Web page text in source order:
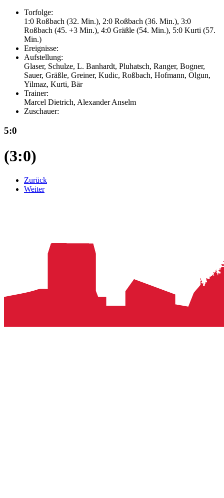
Torfolge:
1:0 Roßbach (32. Min.), 2:0 Roßbach (36. Min.), 3:0
Roßbach (45. +3 Min.), 4:0 Gräßle (54. Min.), 5:0 Kurti (57.
Min.)
Ereignisse:
Aufstellung:
Glaser, Schulze, L. Banhardt, Pluhatsch, Ranger, Bogner,
Sauer, Gräßle, Greiner, Kudic, Roßbach, Hofmann, Olgun,
Yilmaz, Kurti, Bär
Trainer:
Marcel Dietrich, Alexander Anselm
Zuschauer:
5:0
(3:0)
Zurück
Weiter